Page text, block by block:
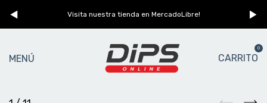
Visita nuestra tienda en MercadoLibre!
MENÚ CARRITO
0